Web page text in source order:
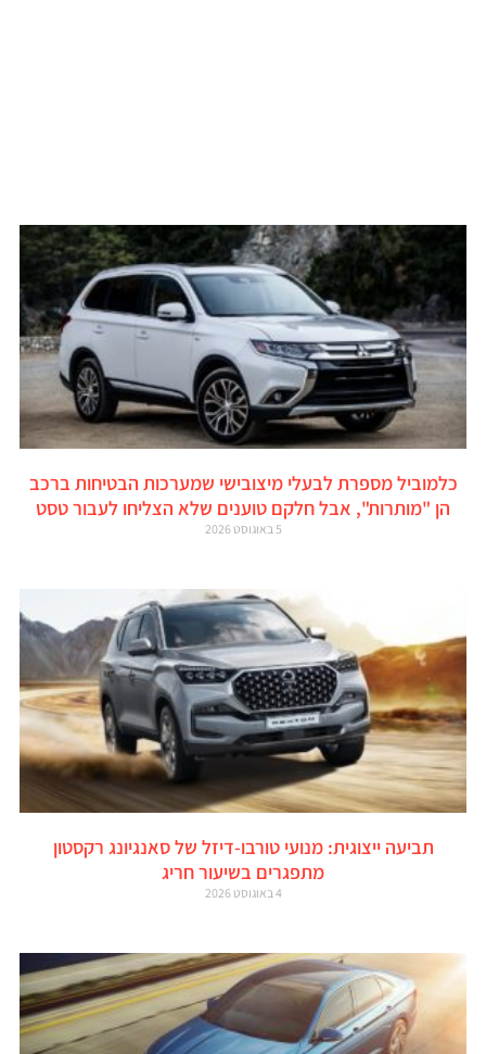
כלמוביל מספרת לבעלי מיצובישי שמערכות הבטיחות ברכב
הן "מותרות", אבל חלקם טוענים שלא הצליחו לעבור טסט
5 באוגוסט 2026
תביעה ייצוגית: מנועי טורבו-דיזל של סאנגיונג רקסטון
מתפגרים בשיעור חריג
4 באוגוסט 2026